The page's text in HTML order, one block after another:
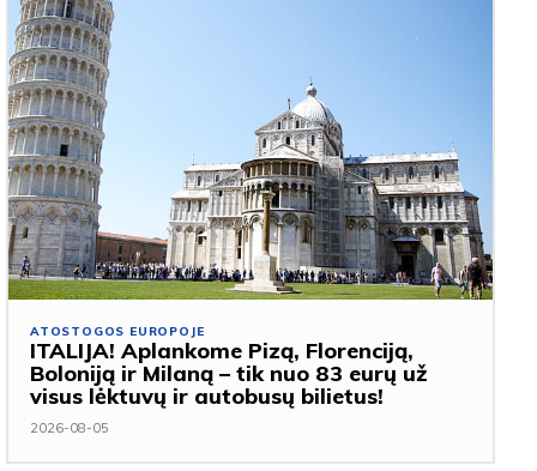
ATOSTOGOS EUROPOJE
ITALIJA! Aplankome Pizą, Florenciją,
Boloniją ir Milaną – tik nuo 83 eurų už
visus lėktuvų ir autobusų bilietus!
2026-08-05